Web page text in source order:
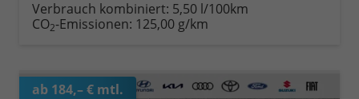
Verbrauch kombiniert: 5,50 l/100km
CO2-Emissionen: 125,00 g/km
ab 184,– € mtl.